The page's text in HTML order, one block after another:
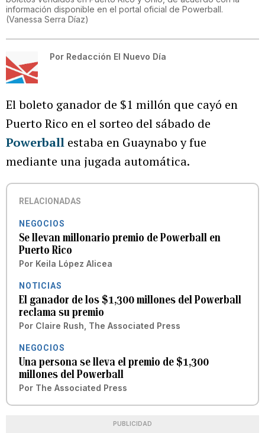
información disponible en el portal oficial de Powerball.
(Vanessa Serra Díaz)
Por Redacción El Nuevo Día
El boleto ganador de $1 millón que cayó en
Puerto Rico en el sorteo del sábado de
Powerball estaba en Guaynabo y fue
mediante una jugada automática.
RELACIONADAS
NEGOCIOS
Se llevan millonario premio de Powerball en
Puerto Rico
Por Keila López Alicea
NOTICIAS
El ganador de los $1,300 millones del Powerball
reclama su premio
Por Claire Rush, The Associated Press
NEGOCIOS
Una persona se lleva el premio de $1,300
millones del Powerball
Por The Associated Press
PUBLICIDAD